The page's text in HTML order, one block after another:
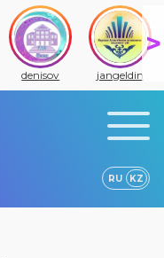
denisov jangeldin
RU KZ